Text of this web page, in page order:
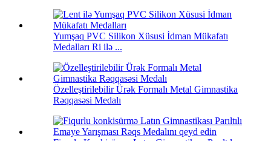
Yumşaq PVC Silikon Xüsusi İdman Mükafatı
Medalları Ri ilə ...
Özelleştirilebilir Ürək Formalı Metal Gimnastika
Rəqqasəsi Medalı